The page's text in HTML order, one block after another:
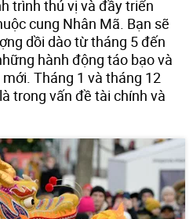
trình thú vị và đầy triển
cung Nhân Mã. Bạn sẽ
dồi dào từ tháng 5 đến
hành động táo bạo và
Tháng 1 và tháng 12
trong vấn đề tài chính và